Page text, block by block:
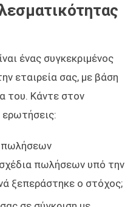
ένας συγκεκριμένος
εταιρεία σας, με βάση
του. Κάντε στον
πωλήσεων
πωλήσεων υπό την
ξεπεράστηκε ο στόχος;